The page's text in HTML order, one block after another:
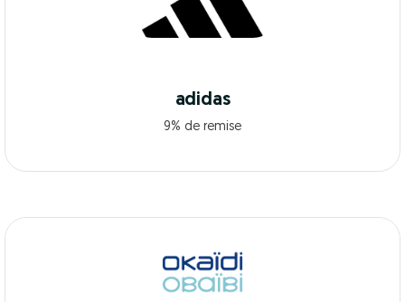
adidas
9% de remise